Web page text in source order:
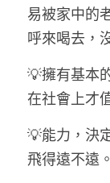
易被家中的
呼來喝去，
💡擁有基本
在社會上才
💡能力，決
飛得遠不遠。